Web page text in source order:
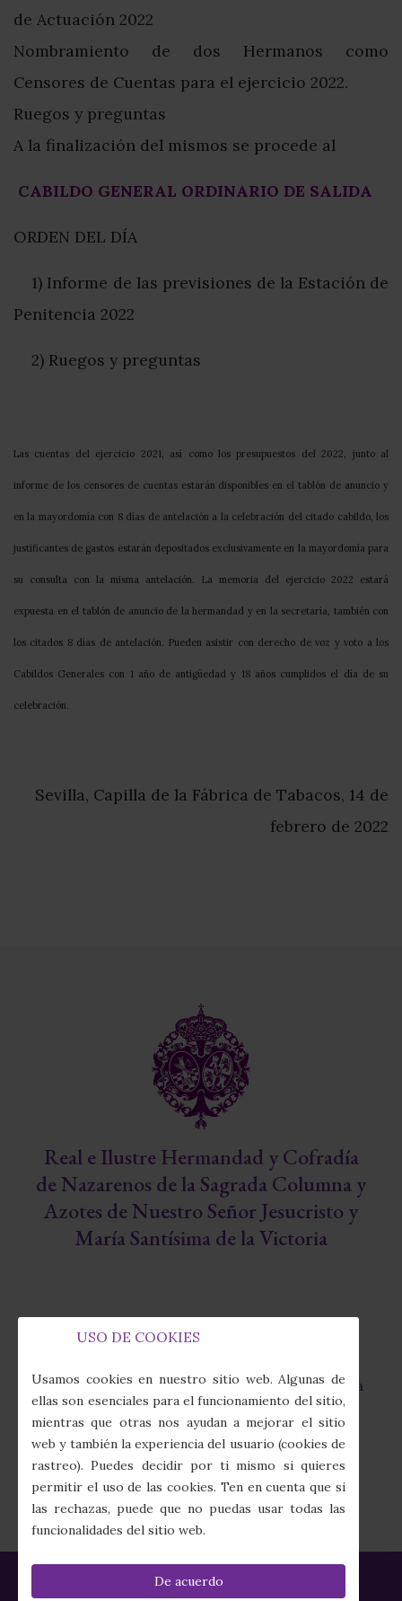
de Actuación 2022
Nombramiento de dos Hermanos como
Censores de Cuentas para el ejercicio 2022.
Ruegos y preguntas
A la finalización del mismos se procede al
CABILDO GENERAL ORDINARIO DE SALIDA
ORDEN DEL DÍA
1) Informe de las previsiones de la Estación de
Penitencia 2022
2) Ruegos y preguntas
Las cuentas del ejercicio 2021, así como los presupuestos del 2022, junto al
informe de los censores de cuentas estarán disponibles en el tablón de anuncio y
en la mayordomía con 8 días de antelación a la celebración del citado cabildo, los
justificantes de gastos estarán depositados exclusivamente en la mayordomía para
su consulta con la misma antelación. La memoria del ejercicio 2022 estará
expuesta en el tablón de anuncio de la hermandad y en la secretaría, también con
los citados 8 días de antelación. Pueden asistir con derecho de voz y voto a los
Cabildos Generales con 1 año de antigüedad y 18 años cumplidos el día de su
celebración.
Sevilla, Capilla de la Fábrica de Tabacos, 14 de
febrero de 2022
Real e Ilustre Hermandad y Cofradía
de Nazarenos de la Sagrada Columna y
Azotes de Nuestro Señor Jesucristo y
María Santísima de la Victoria
fas
fa-
map-
marker-
Calle Juan Sebastián Elcano, 7 · 41011 Sevilla
phone-
alt
(+34) 954 274 910
far
fa-
secretaria@columnayazotes.es
USO DE COOKIES
Usamos cookies en nuestro sitio web. Algunas de
ellas son esenciales para el funcionamiento del sitio,
mientras que otras nos ayudan a mejorar el sitio
web y también la experiencia del usuario (cookies de
rastreo). Puedes decidir por ti mismo si quieres
permitir el uso de las cookies. Ten en cuenta que si
las rechazas, puede que no puedas usar todas las
funcionalidades del sitio web.
De acuerdo